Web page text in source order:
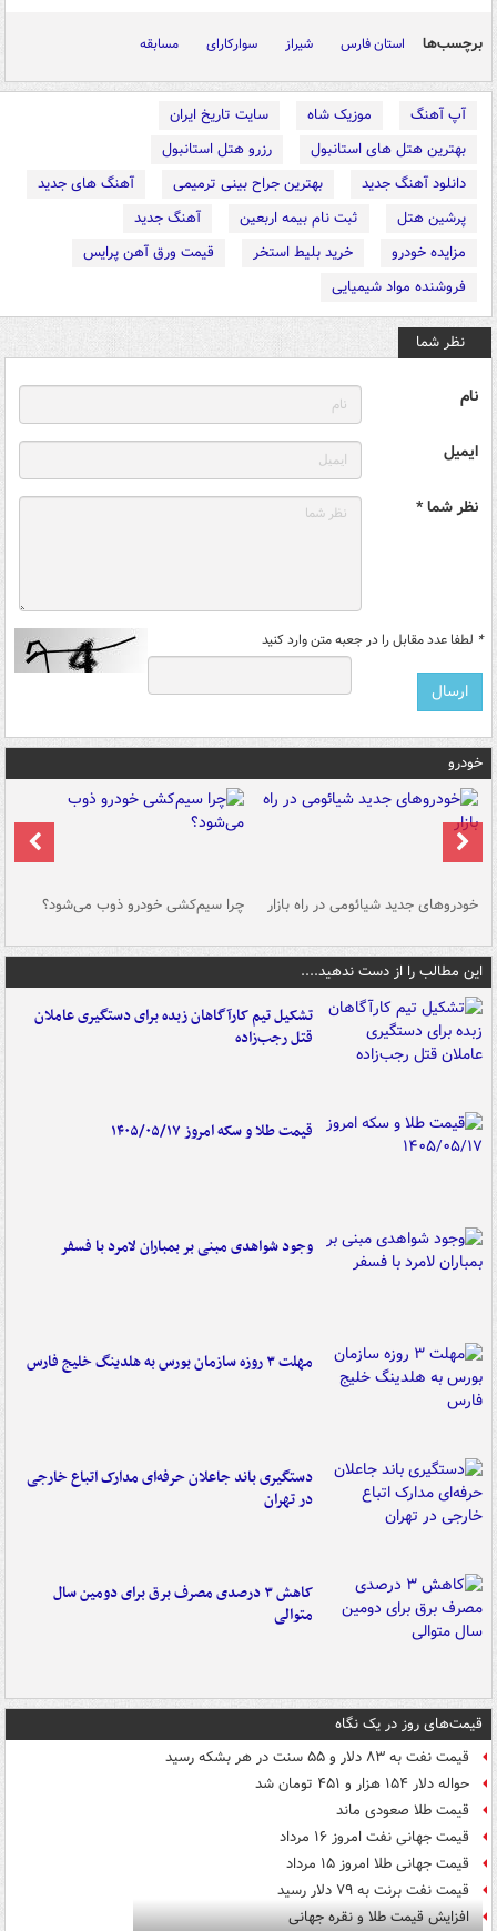
برچسب‌ها استان فارس شیراز سوارکارای مسابقه
آپ آهنگ موزیک شاه
سایت تاریخ ایران
بهترین هتل های استانبول
رزرو هتل استانبول
دانلود آهنگ جدید
بهترین جراح بینی ترمیمی
آهنگ های جدید
پرشین هتل
ثبت نام بیمه اربعین
آهنگ جدید
مزایده خودرو
خرید بلیط استخر
قیمت ورق آهن پرایس
فروشنده مواد شیمیایی
نظر شما
نام
ایمیل
نظر شما *
* لطفا عدد مقابل را در جعبه متن وارد کنید
خودرو
خودروهای جدید شیائومی در راه بازار چرا سیم‌کشی خودرو ذوب می‌شود؟
این مطالب را از دست ندهید....
تشکیل تیم کارآگاهان زبده برای دستگیری عاملان
قتل رجب‌زاده
قیمت طلا و سکه امروز ۱۴۰۵/۰۵/۱۷
وجود شواهدی مبنی بر بمباران لامرد با فسفر
مهلت ۳ روزه سازمان بورس به هلدینگ خلیج فارس
دستگیری باند جاعلان حرفه‌ای مدارک اتباع خارجی
در تهران
کاهش ۳ درصدی مصرف برق برای دومین سال
متوالی
قیمت‌های روز در یک نگاه
قیمت نفت به ۸۳ دلار و ۵۵ سنت در هر بشکه رسید
حواله دلار ۱۵۴ هزار و ۴۵۱ تومان شد
قیمت طلا صعودی ماند
قیمت جهانی نفت امروز ۱۶ مرداد
قیمت جهانی طلا امروز ۱۵ مرداد
قیمت نفت برنت به ۷۹ دلار رسید
افزایش قیمت طلا و نقره جهانی